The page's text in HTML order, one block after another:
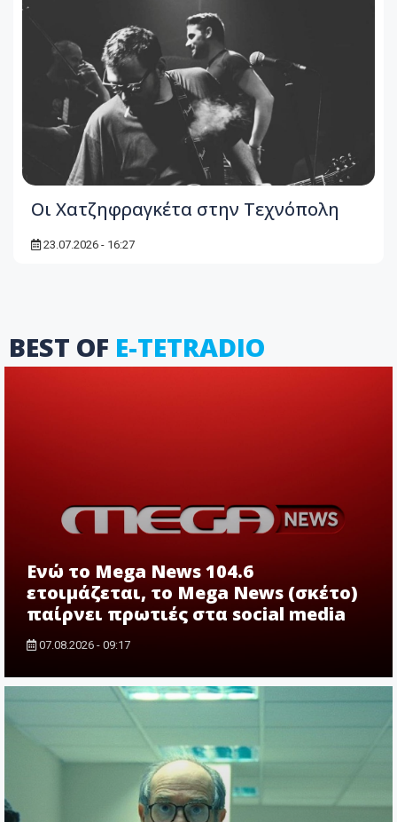
Οι Χατζηφραγκέτα στην Τεχνόπολη
23.07.2026 - 16:27
BEST OF E-TETRADIO
Ενώ το Mega News 104.6
ετοιμάζεται, το Mega News (σκέτο)
παίρνει πρωτιές στα social media
07.08.2026 - 09:17